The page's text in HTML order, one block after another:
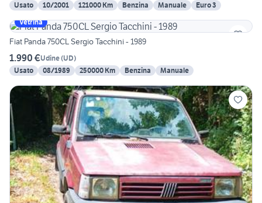
Usato
10/2001 121000 Km Benzina Manuale
Euro 3
Vetrina
Fiat Panda 750CL Sergio Tacchini - 1989
1.990 €Udine(UD)
Usato
08/1989 250000 Km Benzina Manuale